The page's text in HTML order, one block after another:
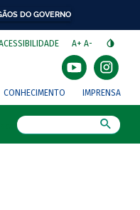
DO GOVERNO
A+ A-
CONHECIMENTO IMPRENSA